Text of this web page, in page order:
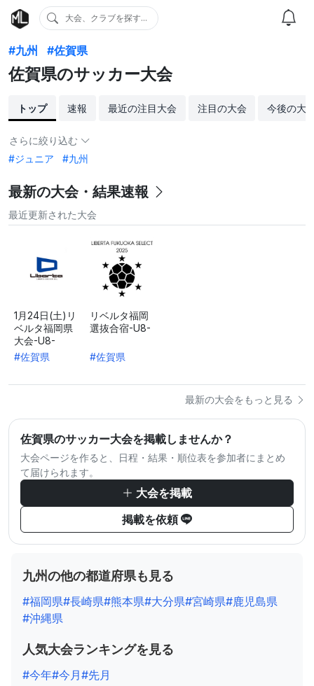
大会、クラブを探す...
#九州 #佐賀県
佐賀県のサッカー大会
トップ 速報 最近の注目大会 注目の大会 今後の大
さらに絞り込む
#ジュニア
#九州
最新の大会・結果速報
最近更新された大会
1月24日(土)リ
ベルタ福岡県
大会-U8-
#佐賀県
リベルタ福岡
選抜合宿-U8-
#佐賀県
最新の大会をもっと見る
佐賀県のサッカー大会を掲載しませんか？
大会ページを作ると、日程・結果・順位表を参加者にまとめ
て届けられます。
大会を掲載
掲載を依頼
九州の他の都道府県も見る
#福岡県#長崎県#熊本県#大分県#宮崎県#鹿児島県
#沖縄県
人気大会ランキングを見る
#今年#今月#先月